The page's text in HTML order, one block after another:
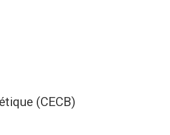
(CECB)